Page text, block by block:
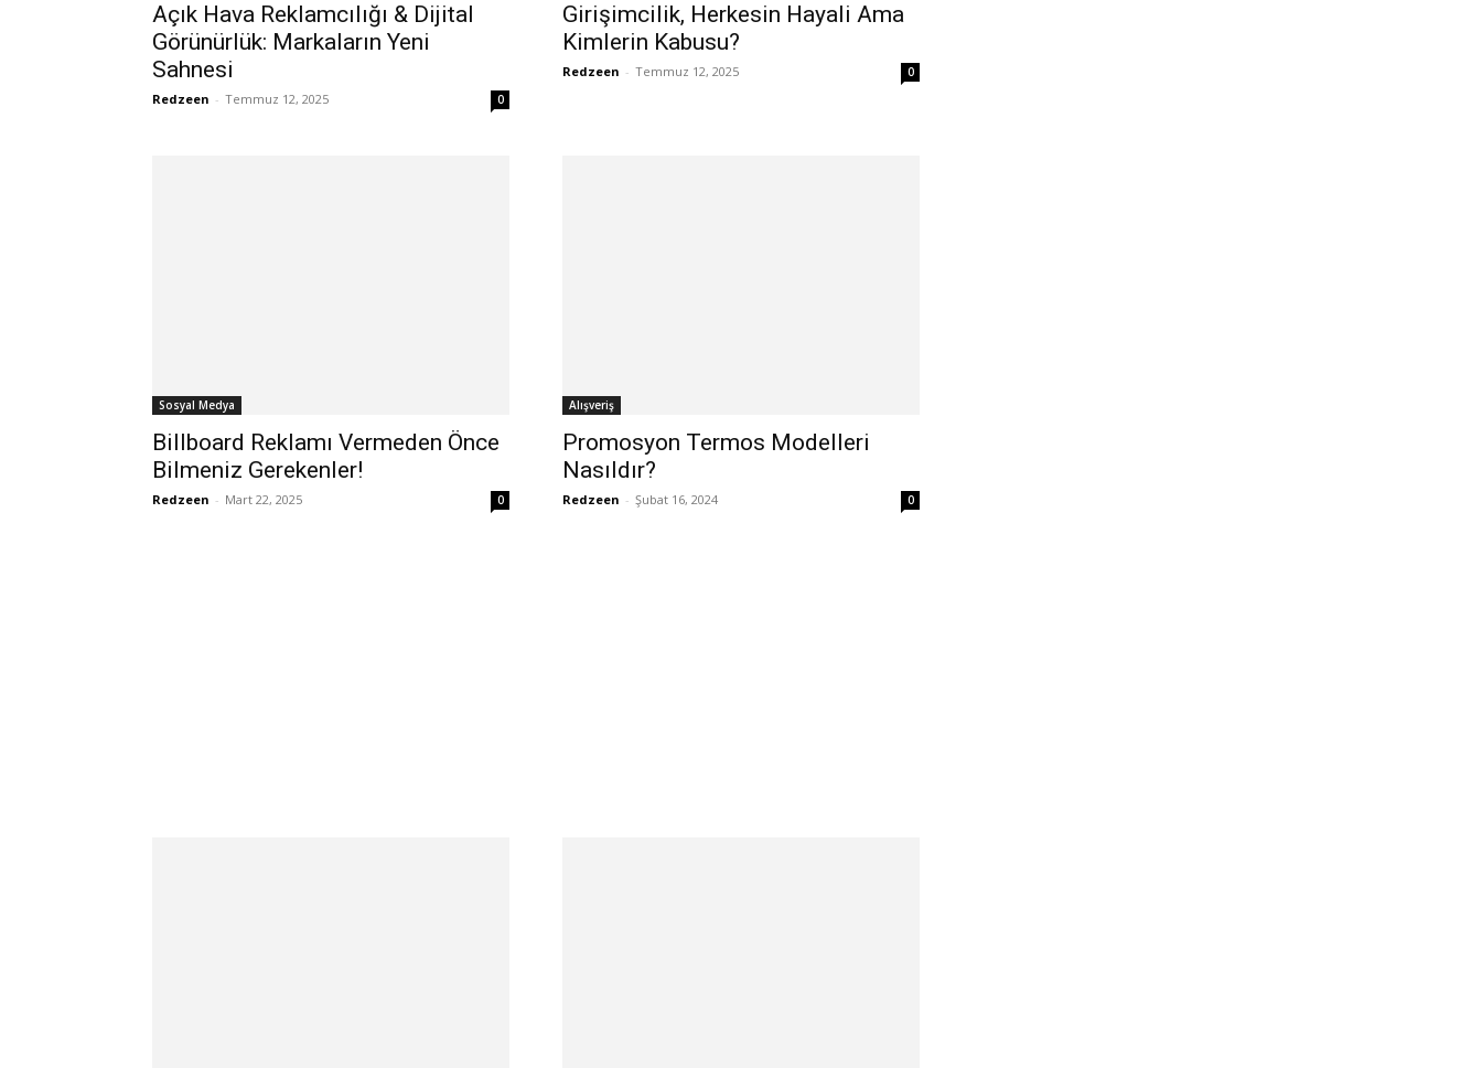
Açık Hava Reklamcılığı & Dijital
Görünürlük: Markaların Yeni
Sahnesi
Redzeen - Temmuz 12, 2025 0
Girişimcilik, Herkesin Hayali Ama
Kimlerin Kabusu?
Redzeen - Temmuz 12, 2025 0
Sosyal Medya
Billboard Reklamı Vermeden Önce
Bilmeniz Gerekenler!
Redzeen - Mart 22, 2025 0
Alışveriş
Promosyon Termos Modelleri
Nasıldır?
Redzeen - Şubat 16, 2024 0